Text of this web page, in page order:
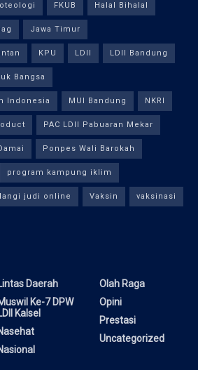
FKUB Halal Bihalal
Jawa Timur
KPU LDII LDII Bandung
Bangsa
Indonesia MUI Bandung NKRI
PAC LDII Pabuaran Mekar
Ponpes Wali Barokah
program kampung iklim
judi online Vaksin vaksinasi
Daerah
Ke-7 DPW
Kalsel
Olah Raga
Opini
Prestasi
Uncategorized